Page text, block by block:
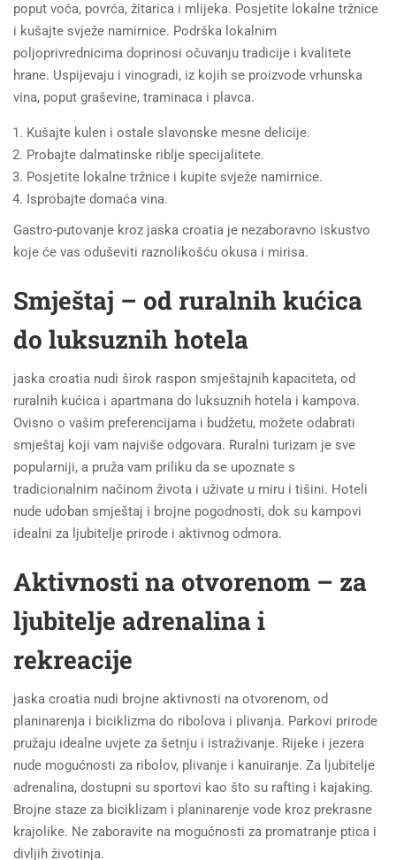
poput voća, povrća, žitarica i mlijeka. Posjetite lokalne tržnice
i kušajte svježe namirnice. Podrška lokalnim
poljoprivrednicima doprinosi očuvanju tradicije i kvalitete
hrane. Uspijevaju i vinogradi, iz kojih se proizvode vrhunska
vina, poput graševine, traminaca i plavca.
Kušajte kulen i ostale slavonske mesne delicije.
Probajte dalmatinske riblje specijalitete.
Posjetite lokalne tržnice i kupite svježe namirnice.
Isprobajte domaća vina.
Gastro-putovanje kroz jaska croatia je nezaboravno iskustvo
koje će vas oduševiti raznolikošću okusa i mirisa.
Smještaj – od ruralnih kućica
do luksuznih hotela
jaska croatia nudi širok raspon smještajnih kapaciteta, od
ruralnih kućica i apartmana do luksuznih hotela i kampova.
Ovisno o vašim preferencijama i budžetu, možete odabrati
smještaj koji vam najviše odgovara. Ruralni turizam je sve
popularniji, a pruža vam priliku da se upoznate s
tradicionalnim načinom života i uživate u miru i tišini. Hoteli
nude udoban smještaj i brojne pogodnosti, dok su kampovi
idealni za ljubitelje prirode i aktivnog odmora.
Aktivnosti na otvorenom – za
ljubitelje adrenalina i
rekreacije
jaska croatia nudi brojne aktivnosti na otvorenom, od
planinarenja i biciklizma do ribolova i plivanja. Parkovi prirode
pružaju idealne uvjete za šetnju i istraživanje. Rijeke i jezera
nude mogućnosti za ribolov, plivanje i kanuiranje. Za ljubitelje
adrenalina, dostupni su sportovi kao što su rafting i kajaking.
Brojne staze za biciklizam i planinarenje vode kroz prekrasne
krajolike. Ne zaboravite na mogućnosti za promatranje ptica i
divljih životinja.